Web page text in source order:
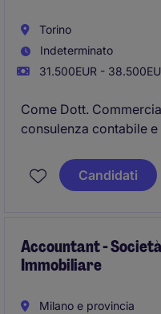
Torino
Indeterminato
31.500EUR -
Come Dott.
consulenza contabile
attività contabili e
precisione e
Candidati
Accountant -
Immobiliare
Milano e provincia